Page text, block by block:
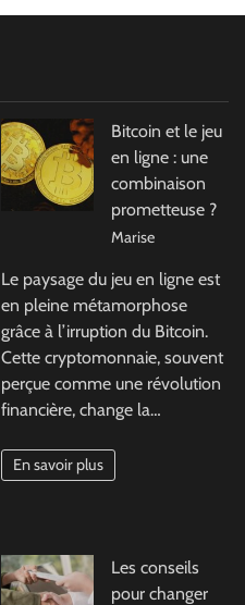
Bitcoin et le jeu
en ligne : une
combinaison
prometteuse ?
Marise
Le paysage du jeu en ligne est
en pleine métamorphose
grâce à l’irruption du Bitcoin.
Cette cryptomonnaie, souvent
perçue comme une révolution
financière, change la…
En savoir plus
Les conseils
pour changer